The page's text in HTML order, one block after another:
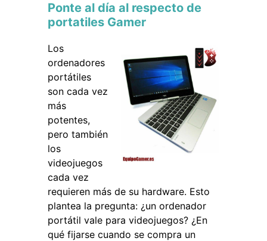
Ponte al día al respecto de
portatiles Gamer
Los
ordenadores
portátiles
son cada vez
más
potentes,
pero también
los
videojuegos
cada vez
requieren más de su hardware. Esto
plantea la pregunta: ¿un ordenador
portátil vale para videojuegos? ¿En
qué fijarse cuando se compra un